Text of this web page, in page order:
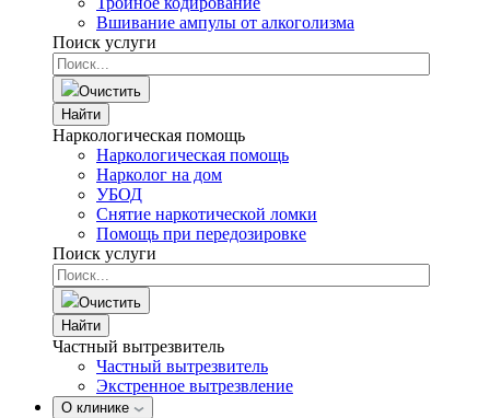
Вшивание ампулы от алкоголизма
Поиск услуги
Очистить
Найти
Наркологическая помощь
Наркологическая помощь
Нарколог на дом
УБОД
Снятие наркотической ломки
Помощь при передозировке
Поиск услуги
Очистить
Найти
Частный вытрезвитель
Частный вытрезвитель
Экстренное вытрезвление
О клинике